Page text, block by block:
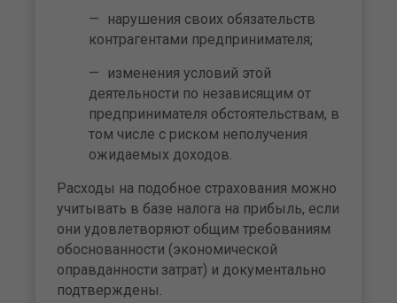
нарушения своих обязательств
контрагентами предпринимателя;
изменения условий этой
деятельности по независящим от
предпринимателя обстоятельствам, в
том числе с риском неполучения
ожидаемых доходов.
Расходы на подобное страхования можно
учитывать в базе налога на прибыль, если
они удовлетворяют общим требованиям
обоснованности (экономической
оправданности затрат) и документально
подтверждены.